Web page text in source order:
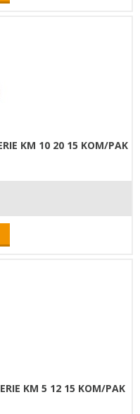
KM 10 20 15 KOM/PAK
KM 5 12 15 KOM/PAK